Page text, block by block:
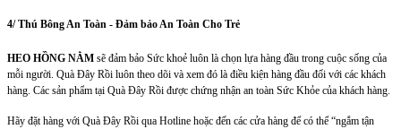
4/ Thú Bông An Toàn - Đảm bảo An Toàn Cho Trẻ
HEO HỒNG NẰM sẽ đảm bảo Sức khoẻ luôn là chọn lựa hàng đầu trong cuộc sống của
mỗi người. Quà Đây Rồi luôn theo dõi và xem đó là điều kiện hàng đầu đối với các khách
hàng. Các sản phẩm tại Quà Đây Rồi được chứng nhận an toàn Sức Khỏe của khách hàng.
Hãy đặt hàng với Quà Đây Rồi qua Hotline hoặc đến các cửa hàng để có thể “ngắm tận